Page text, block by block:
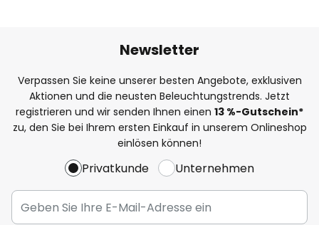
Newsletter
Verpassen Sie keine unserer besten Angebote, exklusiven
Aktionen und die neusten Beleuchtungstrends. Jetzt
registrieren und wir senden Ihnen einen 13 %-Gutschein*
zu, den Sie bei Ihrem ersten Einkauf in unserem Onlineshop
einlösen können!
Privatkunde Unternehmen